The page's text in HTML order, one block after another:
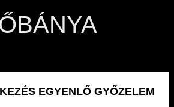
EGYENLŐ GYŐZELEM